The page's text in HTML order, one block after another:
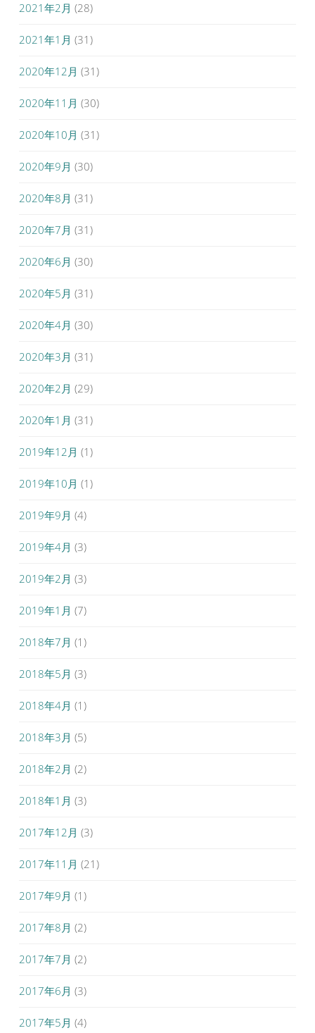
2021年2月 (28)
2021年1月 (31)
2020年12月 (31)
2020年11月 (30)
2020年10月 (31)
2020年9月 (30)
2020年8月 (31)
2020年7月 (31)
2020年6月 (30)
2020年5月 (31)
2020年4月 (30)
2020年3月 (31)
2020年2月 (29)
2020年1月 (31)
2019年12月 (1)
2019年10月 (1)
2019年9月 (4)
2019年4月 (3)
2019年2月 (3)
2019年1月 (7)
2018年7月 (1)
2018年5月 (3)
2018年4月 (1)
2018年3月 (5)
2018年2月 (2)
2018年1月 (3)
2017年12月 (3)
2017年11月 (21)
2017年9月 (1)
2017年8月 (2)
2017年7月 (2)
2017年6月 (3)
2017年5月 (4)